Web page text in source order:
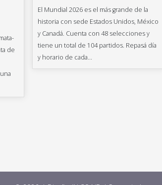
de
El Mundial 2026 es el más grande de la
historia con sede Estados Unidos, México
y Canadá. Cuenta con 48 selecciones y
tiene un total de 104 partidos. Repasá día
y horario de cada...